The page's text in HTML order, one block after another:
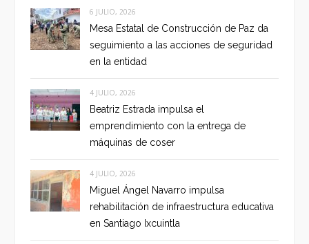
6 JULIO, 2026
Mesa Estatal de Construcción de Paz da
seguimiento a las acciones de seguridad
en la entidad
4 JULIO, 2026
Beatriz Estrada impulsa el
emprendimiento con la entrega de
máquinas de coser
4 JULIO, 2026
Miguel Ángel Navarro impulsa
rehabilitación de infraestructura educativa
en Santiago Ixcuintla